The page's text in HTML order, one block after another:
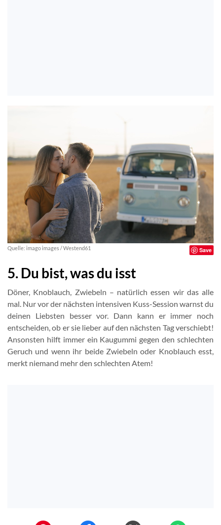
Quelle: imago images / Westend61 Save
5. Du bist, was du isst
Döner, Knoblauch, Zwiebeln – natürlich essen wir das alle
mal. Nur vor der nächsten intensiven Kuss-Session warnst du
deinen Liebsten besser vor. Dann kann er immer noch
entscheiden, ob er sie lieber auf den nächsten Tag verschiebt!
Ansonsten hilft immer ein Kaugummi gegen den schlechten
Geruch und wenn ihr beide Zwiebeln oder Knoblauch esst,
merkt niemand mehr den schlechten Atem!